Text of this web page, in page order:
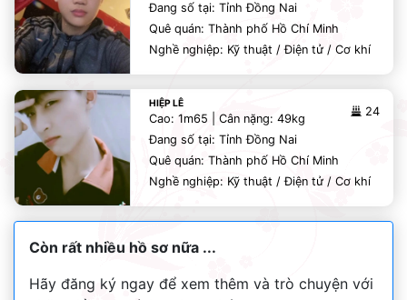
Đang số tại: Tỉnh Đồng Nai
Quê quán: Thành phố Hồ Chí Minh
Nghề nghiệp: Kỹ thuật / Điện tử / Cơ khí
HIỆP LÊ
24
Cao: 1m65 | Cân nặng: 49kg
Đang số tại: Tỉnh Đồng Nai
Quê quán: Thành phố Hồ Chí Minh
Nghề nghiệp: Kỹ thuật / Điện tử / Cơ khí
Còn rất nhiều hồ sơ nữa ...
Hãy đăng ký ngay để xem thêm và trò chuyện với